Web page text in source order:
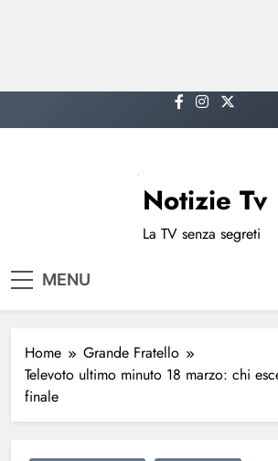
to
Notizie Tv
La TV senza segreti
MENU
Home
Grande Fratello
Televoto ultimo minuto 18 marzo: chi
finale